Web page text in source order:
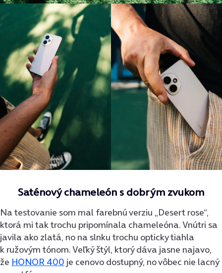
Saténový chameleón s dobrým zvukom
Na testovanie som mal farebnú verziu „Desert rose“,
ktorá mi tak trochu pripomínala chameleóna. Vnútri sa
javila ako zlatá, no na slnku trochu opticky tiahla
k ružovým tónom. Veľký štýl, ktorý dáva jasne najavo,
že HONOR 400 je cenovo dostupný, no vôbec nie lacný